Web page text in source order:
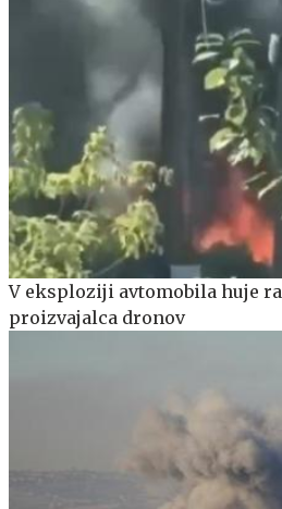
V eksploziji avtomobila huje
proizvajalca dronov